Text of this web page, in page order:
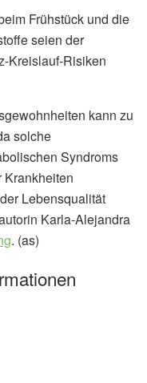
Frühstück und die
seien der
Kreislauf-Risiken
kann zu
solche
Syndroms
Krankheiten
Lebensqualität
Karla-Alejandra
. (as)